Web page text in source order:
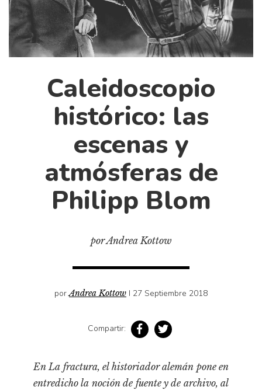
Cómics
Críticas
Cultura
Documentos
Fragmentos
Gran reserva
Historia material de los libros
Lagunas mentales
Pensamiento
Política
Caleidoscopio
histórico: las
escenas y
atmósferas de
Philipp Blom
por Andrea Kottow
porAndrea Kottow I 27 Septiembre 2018
Compartir:
EnLa fractura, el historiador alemán pone en
entredicho la noción de fuente y de archivo, al